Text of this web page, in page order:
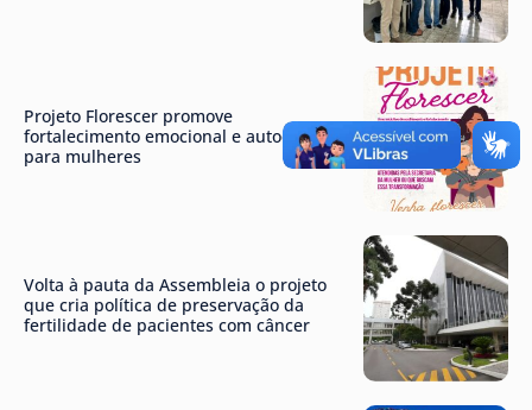
Projeto Florescer promove
fortalecimento emocional e autoestima
para mulheres
Volta à pauta da Assembleia o projeto
que cria política de preservação da
fertilidade de pacientes com câncer